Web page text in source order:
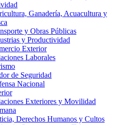
Ganadería, Acuacultura y
y Obras Públicas
y Productividad
Exterior
Laborales
de Seguridad
Nacional
Exteriores y Movilidad
Derechos Humanos y Cultos